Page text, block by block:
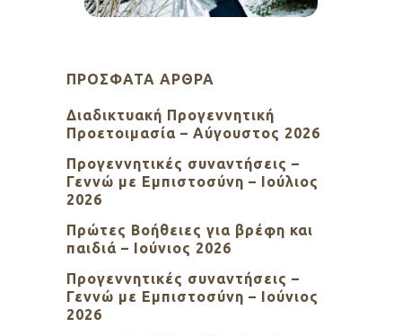
ΠΡΌΣΦΑΤΑ ΆΡΘΡΑ
Διαδικτυακή Προγεννητική
Προετοιμασία – Αύγουστος 2026
Προγεννητικές συναντήσεις –
Γεννώ με Εμπιστοσύνη – Ιούλιος
2026
Πρώτες Βοήθειες για βρέφη και
παιδιά – Ιούνιος 2026
Προγεννητικές συναντήσεις –
Γεννώ με Εμπιστοσύνη – Ιούνιος
2026